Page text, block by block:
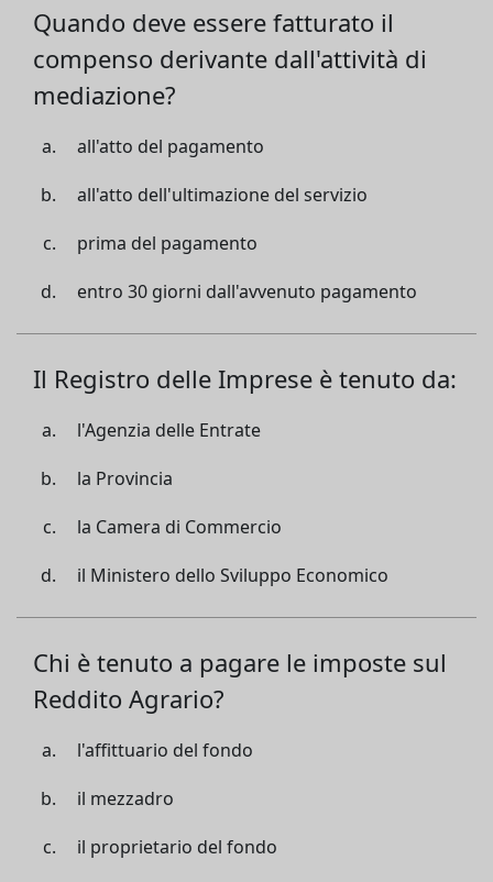
Quando deve essere fatturato il
compenso derivante dall'attività di
mediazione?
all'atto del pagamento
all'atto dell'ultimazione del servizio
prima del pagamento
entro 30 giorni dall'avvenuto pagamento
Il Registro delle Imprese è tenuto da:
l'Agenzia delle Entrate
la Provincia
la Camera di Commercio
il Ministero dello Sviluppo Economico
Chi è tenuto a pagare le imposte sul
Reddito Agrario?
l'affittuario del fondo
il mezzadro
il proprietario del fondo